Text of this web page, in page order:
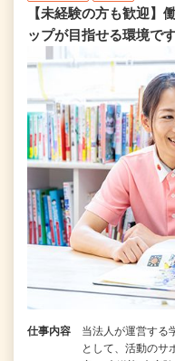
【未経験の方も歓迎】
ップが目指せる環境で
仕事内容
当法人が運営する
として、活動のサ